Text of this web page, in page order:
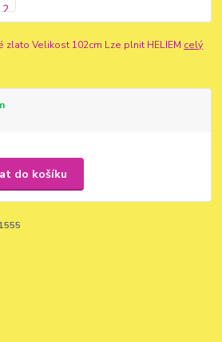
Velikost 102cm Lze plnit HELIEM celý
do košíku
1555